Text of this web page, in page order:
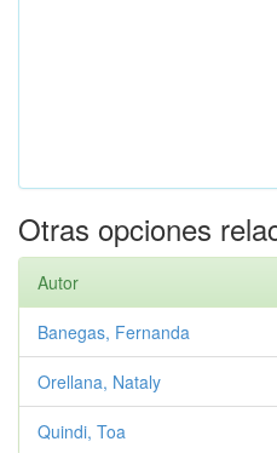
Otras opciones
Autor
Banegas, Fernanda
Orellana, Nataly
Quindi, Toa